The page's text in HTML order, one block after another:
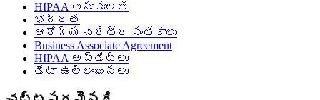
HIPAA అనుకూలత
భద్రత
ఆరోగ్య చరిత్ర సంతకాలు
Business Associate Agreement
HIPAA అప్‌డేట్‌లు
డేటా ఉల్లంఘనలు